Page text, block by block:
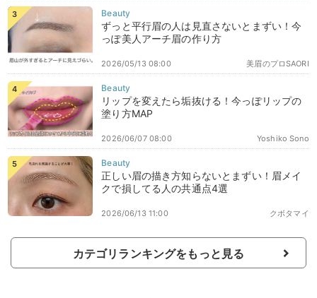
ずっと平行眉の人は見直さないとまずい！今
っぽ美人アーチ眉の作り方
美眉のプロSAORI
2026/05/13 08:00
リップを変えたら垢抜ける！今っぽリップの
塗り方MAP
Yoshiko Sono
2026/06/07 08:00
正しい眉の描き方知らないとまずい！眉メイ
クで損してる人の共通点4選
クボタマイ
2026/06/13 11:00
カテゴリランキングをもっと見る